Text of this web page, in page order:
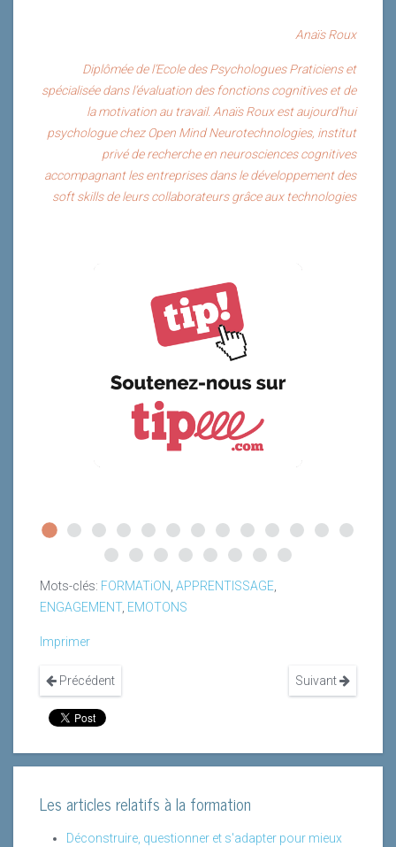
Anaïs Roux
Diplômée de l’Ecole des Psychologues Praticiens et
spécialisée dans l’évaluation des fonctions cognitives et de
la motivation au travail. Anaïs Roux est aujourd’hui
psychologue chez Open Mind Neurotechnologies, institut
privé de recherche en neurosciences cognitives
accompagnant les entreprises dans le développement des
soft skills de leurs collaborateurs grâce aux technologies
Mots-clés: FORMATiON APPRENTISSAGE
ENGAGEMENT, EMOTONS
Imprimer
Précédent Suivant
Les articles relatifs à la formation
Déconstruire, questionner et s'adapter pour mieux